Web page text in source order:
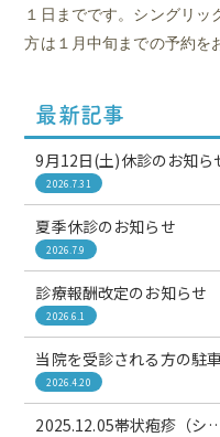
１日までです。シングリ
方は１月中旬までの予約を
最新記事
9月12日(土)休診のお知
2026.7.31
夏季休診のお知らせ
2026.7.9
診療報酬改定のお知らせ
2026.6.1
当院を受診される方の駐
2026.4.20
2025.12.05帯状疱疹（シ